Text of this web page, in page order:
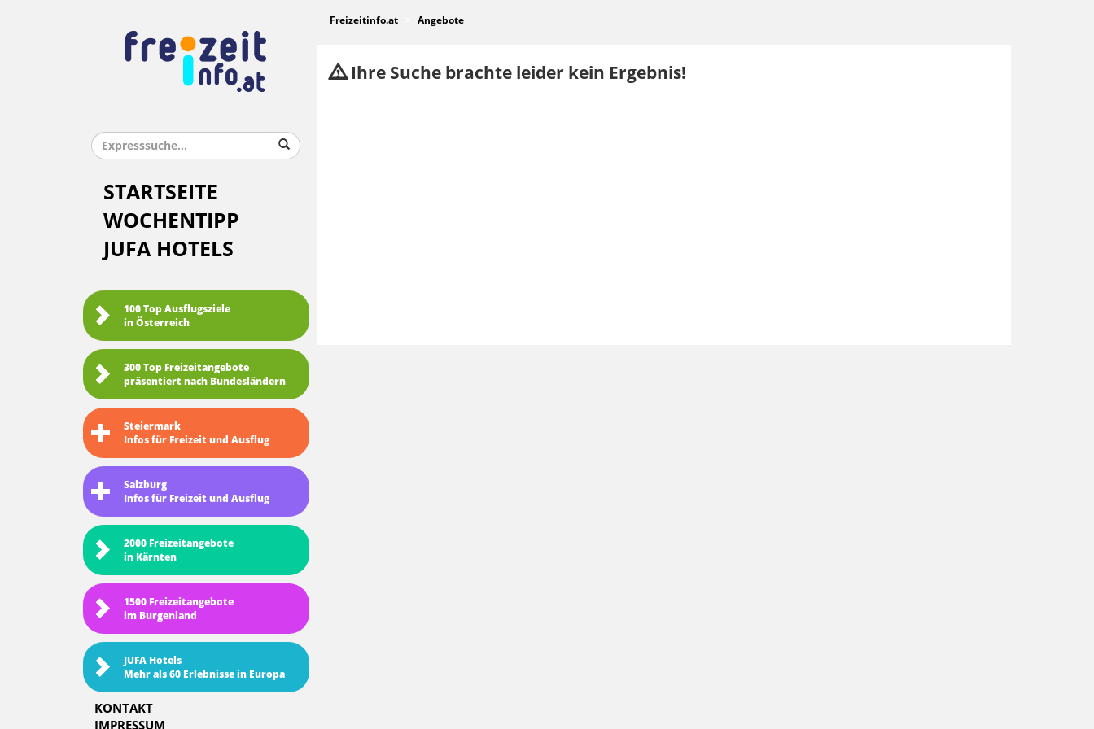
STARTSEITE
WOCHENTIPP
JUFA HOTELS
100 Top Ausflugsziele
in Österreich
300 Top Freizeitangebote
präsentiert nach Bundesländern
Steiermark
Infos für Freizeit und Ausflug
Salzburg
Infos für Freizeit und Ausflug
2000 Freizeitangebote
in Kärnten
1500 Freizeitangebote
im Burgenland
JUFA Hotels
Mehr als 60 Erlebnisse in Europa
KONTAKT
IMPRESSUM
Freizeitinfo.at Angebote
Ihre Suche brachte leider kein Ergebnis!